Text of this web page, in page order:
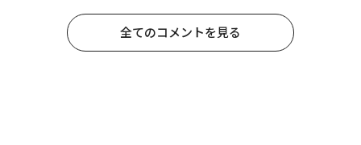
全てのコメントを見る